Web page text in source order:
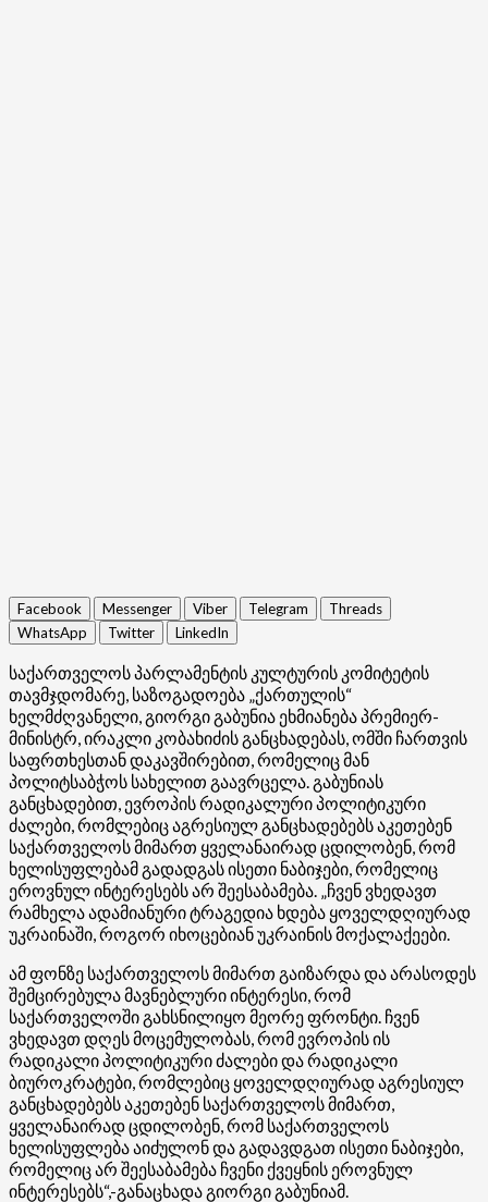
Facebook Messenger Viber Telegram
Threads
WhatsApp
Twitter LinkedIn
საქართველოს პარლამენტის კულტურის კომიტეტის
თავმჯდომარე, საზოგადოება „ქართულის“
ხელმძღვანელი, გიორგი გაბუნია ეხმიანება პრემიერ-
მინისტრ, ირაკლი კობახიძის განცხადებას, ომში ჩართვის
საფრთხესთან დაკავშირებით, რომელიც მან
პოლიტსაბჭოს სახელით გაავრცელა. გაბუნიას
განცხადებით, ევროპის რადიკალური პოლიტიკური
ძალები, რომლებიც აგრესიულ განცხადებებს აკეთებენ
საქართველოს მიმართ ყველანაირად ცდილობენ, რომ
ხელისუფლებამ გადადგას ისეთი ნაბიჯები, რომელიც
ეროვნულ ინტერესებს არ შეესაბამება. „ჩვენ ვხედავთ
რამხელა ადამიანური ტრაგედია ხდება ყოველდღიურად
უკრაინაში, როგორ იხოცებიან უკრაინის მოქალაქეები.
ამ ფონზე საქართველოს მიმართ გაიზარდა და არასოდეს
შემცირებულა მავნებლური ინტერესი, რომ
საქართველოში გახსნილიყო მეორე ფრონტი. ჩვენ
ვხედავთ დღეს მოცემულობას, რომ ევროპის ის
რადიკალი პოლიტიკური ძალები და რადიკალი
ბიუროკრატები, რომლებიც ყოველდღიურად აგრესიულ
განცხადებებს აკეთებენ საქართველოს მიმართ,
ყველანაირად ცდილობენ, რომ საქართველოს
ხელისუფლება აიძულონ და გადავდგათ ისეთი ნაბიჯები,
რომელიც არ შეესაბამება ჩვენი ქვეყნის ეროვნულ
ინტერესებს“,-განაცხადა გიორგი გაბუნიამ.